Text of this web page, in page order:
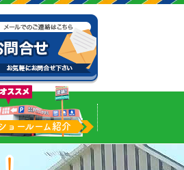
ョールーム紹介